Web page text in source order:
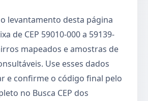
levantamento desta página
de CEP 59010-000 a 59139-
mapeados e amostras de
Use esses dados
e confirme o código final pelo
no Busca CEP dos